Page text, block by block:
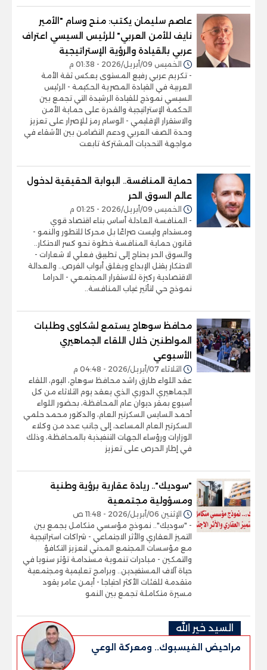
عاصم سليمان يكتب: منح وسام "الأمير
نايف للأمن العربي" للرئيس السيسي اعتراف
عربي بالقيادة والرؤية الإستراتيجية
الخميس 09/أبريل/2026 - 01:38 م
- تكريم عربي رفيع المستوى يعكس ثقة الأمة
العربية في القيادة المصرية الحكيمة - الرئيس
السيسي نموذج للقيادة الرشيدة التي تجمع بين
الحكمة الإستراتيجية والقدرة على حماية الأمن
والاستقرار الإقليمي - الوسام رمز للإصرار على تعزيز
وحدة الصف العربي ودعم التضامن بين الأشقاء في
مواجهة التحديات المشتركة تابعت
حماية المنافسة.. البوابة الحقيقية لدخول
عالم السوق الحر
الخميس 09/أبريل/2026 - 01:25 م
- المنافسة العادلة أساس بناء اقتصاد قوي
ومستدام وليست صراعًا بل محركا للتطور والنمو -
قانون حماية المنافسة خطوة نحو كسر الاحتكار..
والسوق الحر يحتاج إلى تطبيق فعلي لا شعارات -
الاحتكار يقتل الإبداع ويغلق أبواب الفرص.. والعدالة
الاقتصادية ركيزة للاستقرار المجتمعي - الدراما
نموذج حي لتأثير غياب المنافسة..
محافظ سوهاج يستمع لشكاوى وطلبات
المواطنين خلال اللقاء الجماهيري
الأسبوعي
الثلاثاء 07/أبريل/2026 - 04:48 م
عقد اللواء طارق راشد محافظ سوهاج، اليوم، اللقاء
الجماهيري الدوري الذي يعقد يوم الثلاثاء من كل
أسبوع بمقر ديوان عام المحافظة، بحضور اللواء
أحمد السايس السكرتير العام، والدكتور محمد حلمي
السكرتير العام المساعد، إلى جانب عدد من وكلاء
الوزارات ورؤساء الجهات التنفيذية بالمحافظة، وذلك
في إطار الحرص على تعزيز
"سوديك".. ريادة عقارية برؤية وطنية
ومسؤولية مجتمعية
الإثنين 06/أبريل/2026 - 11:48 ص
- "سوديك".. نموذج مؤسسي متكامل يجمع بين
التميز العقاري والأثر الاجتماعي - شراكات استراتيجية
مع مؤسسات المجتمع المدني لتعزيز التكافؤ
والتمكين - مبادرات تنموية مستدامة تؤثر سنويا في
حياة آلاف المستفيدين.. وبرامج تعليمية ومجتمعية
متقدمة للفئات الأكثر احتياجا - أيمن عامر يقود
مسيرة متكاملة تجمع بين النمو
السيد خير الله
مراحيض الفيسبوك.. ومعركة الوعي